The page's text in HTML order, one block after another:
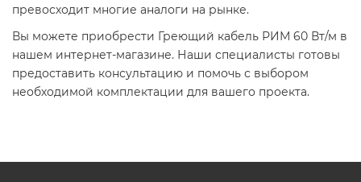
превосходит многие аналоги на рынке.
Вы можете приобрести Греющий кабель РИМ 60 Вт/м в
нашем интернет-магазине. Наши специалисты готовы
предоставить консультацию и помочь с выбором
необходимой комплектации для вашего проекта.